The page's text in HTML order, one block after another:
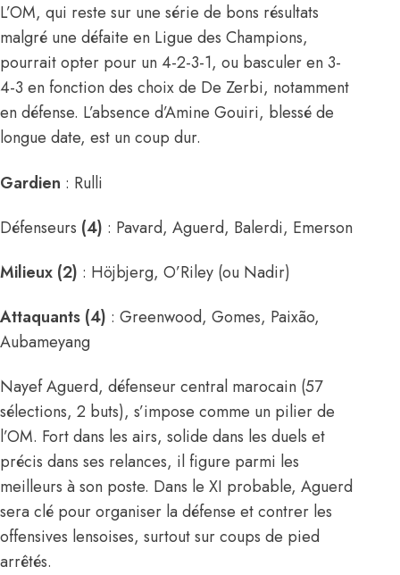
L’OM, qui reste sur une série de bons résultats
malgré une défaite en Ligue des Champions,
pourrait opter pour un 4-2-3-1, ou basculer en 3-
4-3 en fonction des choix de De Zerbi, notamment
en défense. L’absence d’Amine Gouiri, blessé de
longue date, est un coup dur.
Gardien : Rulli
Défenseurs (4) : Pavard, Aguerd, Balerdi, Emerson
Milieux (2) : Höjbjerg, O’Riley (ou Nadir)
Attaquants (4) : Greenwood, Gomes, Paixão,
Aubameyang
Nayef Aguerd, défenseur central marocain (57
sélections, 2 buts), s’impose comme un pilier de
l’OM. Fort dans les airs, solide dans les duels et
précis dans ses relances, il figure parmi les
meilleurs à son poste. Dans le XI probable, Aguerd
sera clé pour organiser la défense et contrer les
offensives lensoises, surtout sur coups de pied
arrêtés.